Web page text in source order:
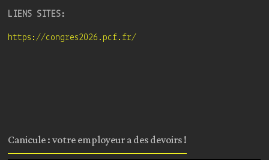
LIENS SITES:
https://congres2026.pcf.fr/
Canicule : votre employeur a des devoirs !